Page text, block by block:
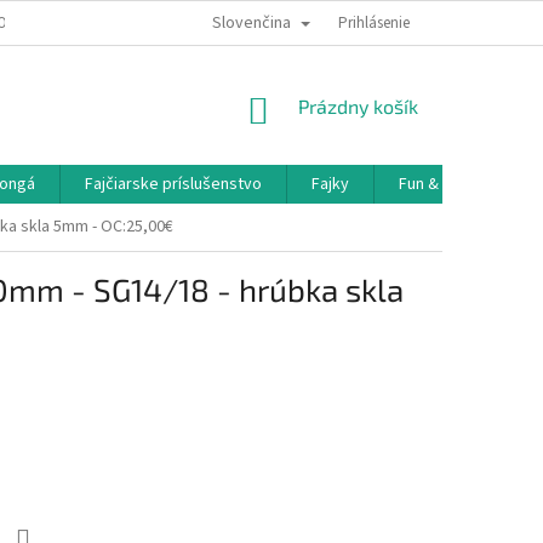
ÚDAJOV DOPRAVA A PLATBA
Slovenčina Prihlásenie
NÁKUPNÝ
Prázdny košík
Fajčiarske príslušenstvo Fajky
Fun & Games
skla 5mm - OC:25,00€
- SG14/18 - hrúbka skla